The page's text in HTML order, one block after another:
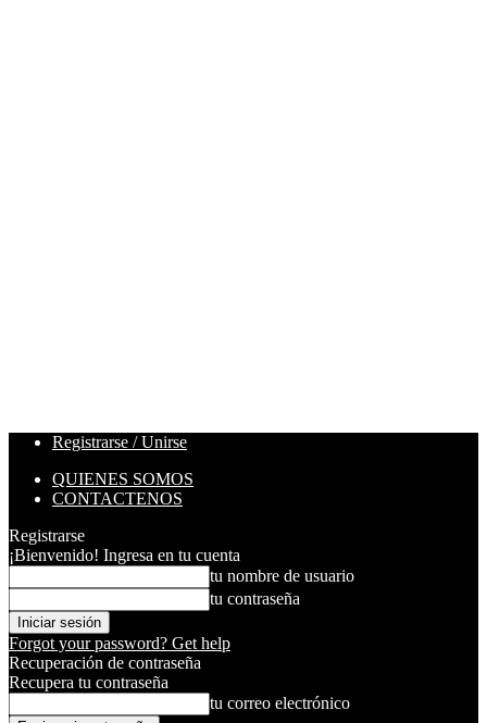
Registrarse / Unirse
QUIENES SOMOS
CONTACTENOS
Registrarse
¡Bienvenido! Ingresa en tu cuenta
tu nombre de usuario
tu contraseña
Forgot your password? Get help
Recuperación de contraseña
Recupera tu contraseña
tu correo electrónico